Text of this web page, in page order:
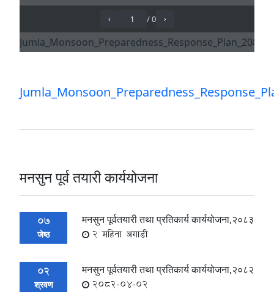
मनसुन पूर्व तयारी कार्ययोजना
07
जेष्ठ
मनसुन पूर्वतयारी तथा प्रतिकार्य कार्ययोजना,२०८३
2 महिना अगाडी
02
श्रवण
मनसुन पूर्वतयारी तथा प्रतिकार्य कार्ययोजना,२०८२
2082-04-02